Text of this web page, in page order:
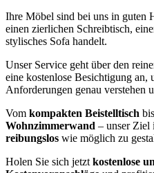
Ihre Möbel sind bei uns in guten
einen zierlichen Schreibtisch,
stylisches Sofa handelt.
Unser Service geht über den
eine kostenlose Besichtigung an,
Anforderungen genau verstehen
Vom kompakten Beistelltisch
Wohnzimmerwand – unser Ziel
reibungslos wie möglich zu
Holen Sie sich jetzt kostenlose